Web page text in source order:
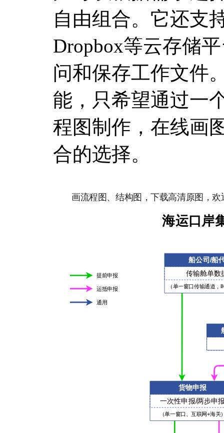
自由组合。它还支
Dropbox等云存储
问和保存工作文件
能，只希望通过一
程图制作，在线画
合的选择。